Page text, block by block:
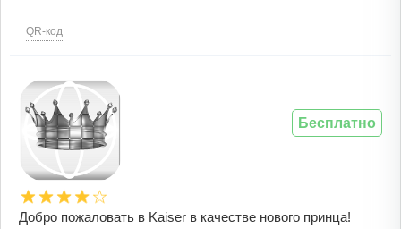
QR-код
Добро пожаловать в Kaiser в качестве нового принца!
Бесплатно